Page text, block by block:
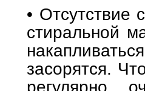
•
стиральной
засорятся.
регулярно